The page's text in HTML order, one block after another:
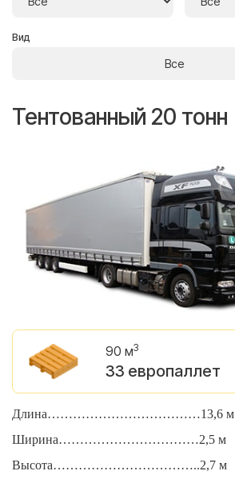
Вид
Тентованный 20 тонн
90 м3
33 европаллет
Длина………………………………13,6 м
Ширина……………………………2,5 м
Высота……………………………..2,7 м